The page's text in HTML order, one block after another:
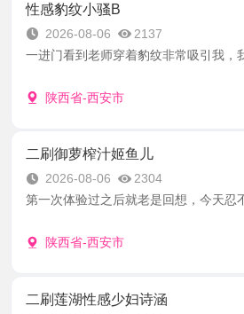
性感豹纹小骚B
2026-08-06
2137
一进门看到老师穿着豹纹非常吸引我，
陕西省-西安市
二刷御萝榨汁姬鱼儿
2026-08-06
2304
第一次体验过之后就老是回想，今天忍
陕西省-西安市
二刷莲湖性感少妇诗涵